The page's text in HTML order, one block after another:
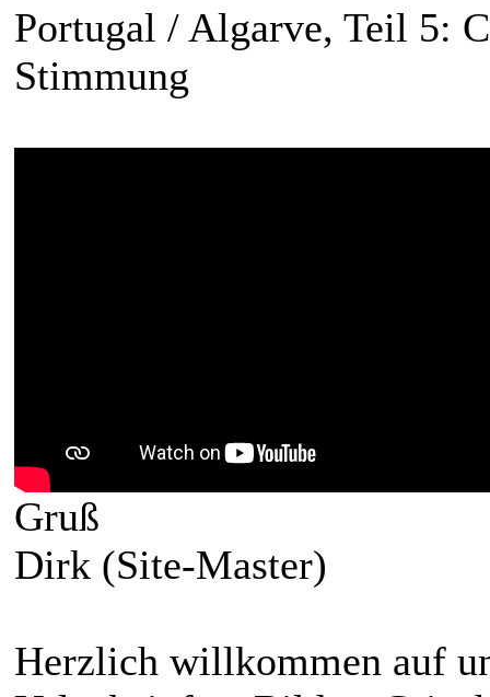
Portugal / Algarve, Teil 5:
Stimmung
Gruß
Dirk (Site-Master)
Herzlich willkommen auf